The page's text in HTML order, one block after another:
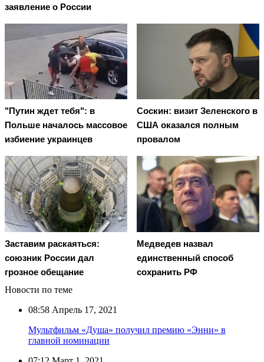
заявление о России
"Путин ждет тебя": в
Польше началось массовое
избиение украинцев
Соскин: визит Зеленского в
США оказался полным
провалом
Заставим раскаяться:
союзник России дал
грозное обещание
Медведев назвал
единственный способ
сохранить РФ
Новости по теме
08:58 Апрель 17, 2021
Мультфильм «Душа» получил премию «Энни» в
главной номинации